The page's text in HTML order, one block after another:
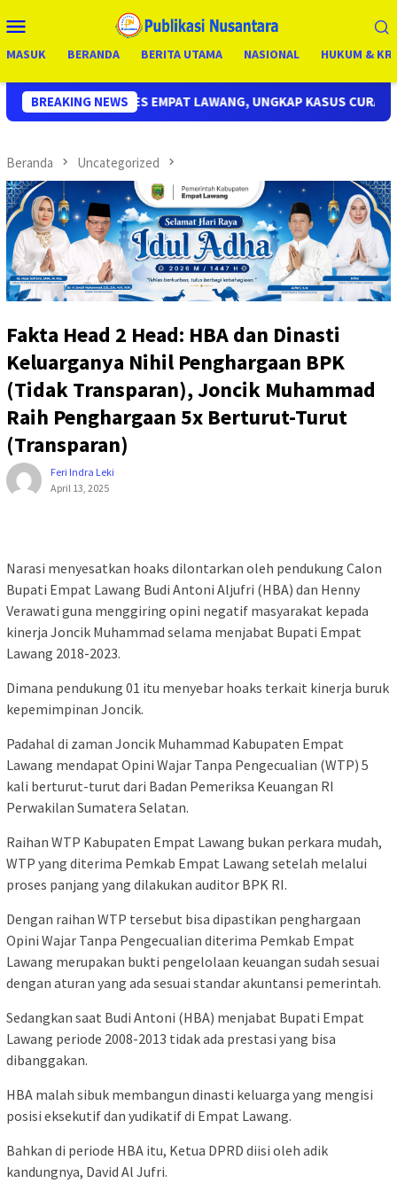
ke
Mobile
MASUK BERANDA BERITA UTAMA NASIONAL HUKUM &
BREAKING NEWS
LAWANG, UNGKAP KASUS CURAS SPBU KURANG DARI 24 JAM,
Beranda Uncategorized
Fakta Head 2 Head: HBA dan Dinasti
Keluarganya Nihil Penghargaan BPK
(Tidak Transparan), Joncik Muhammad
Raih Penghargaan 5x Berturut-Turut
(Transparan)
Feri Indra Leki
April 13, 2025
Narasi menyesatkan hoaks dilontarkan oleh pendukung Calon
Bupati Empat Lawang Budi Antoni Aljufri (HBA) dan Henny
Verawati guna menggiring opini negatif masyarakat kepada
kinerja Joncik Muhammad selama menjabat Bupati Empat
Lawang 2018-2023.
Dimana pendukung 01 itu menyebar hoaks terkait kinerja buruk
kepemimpinan Joncik.
Padahal di zaman Joncik Muhammad Kabupaten Empat
Lawang mendapat Opini Wajar Tanpa Pengecualian (WTP) 5
kali berturut-turut dari Badan Pemeriksa Keuangan RI
Perwakilan Sumatera Selatan.
Raihan WTP Kabupaten Empat Lawang bukan perkara mudah,
WTP yang diterima Pemkab Empat Lawang setelah melalui
proses panjang yang dilakukan auditor BPK RI.
Dengan raihan WTP tersebut bisa dipastikan penghargaan
Opini Wajar Tanpa Pengecualian diterima Pemkab Empat
Lawang merupakan bukti pengelolaan keuangan sudah sesuai
dengan aturan yang ada sesuai standar akuntansi pemerintah.
Sedangkan saat Budi Antoni (HBA) menjabat Bupati Empat
Lawang periode 2008-2013 tidak ada prestasi yang bisa
dibanggakan.
HBA malah sibuk membangun dinasti keluarga yang mengisi
posisi eksekutif dan yudikatif di Empat Lawang.
Bahkan di periode HBA itu, Ketua DPRD diisi oleh adik
kandungnya, David Al Jufri.